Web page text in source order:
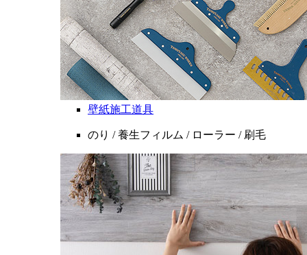
壁紙施工道具
のり / 養生フィルム / ローラー / 刷毛